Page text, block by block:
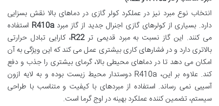
انتخاب نوع مبرد نیز در عملکرد کولر گازی در دماهای بالا نقش بسزایی
دارد. بسیاری از کولرهای گازی اجنرال جدید از گاز مبردR410a استفاده
می کنند. این گاز نسبت به مبرد قدیمی ترR22، کارایی تبادل حرارتی
بالاتری دارد و در فشارهای کاری بیشتری عمل می کند که این ویژگی به آن
امکان می دهد تا در دماهای محیطی بالا، گرمای بیشتری را جذب و دفع
کند. علاوه بر این، R410a دوستدار محیط زیست بوده و به لایه ازون
آسیبی نمی رساند. استفاده از مبردهای با کیفیت و متناسب با طراحی
سیستم، تضمین کننده عملکرد بهینه در اوج گرما است.